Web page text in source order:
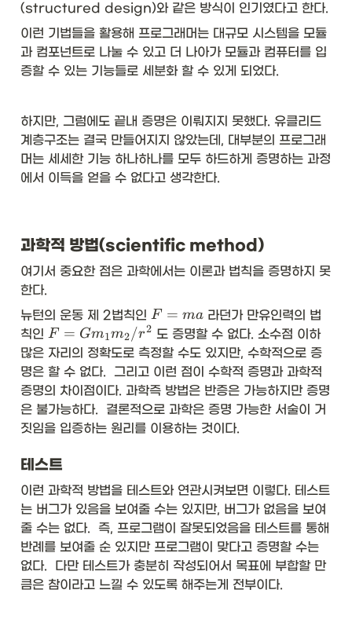
이런 기법들을 활용해 프로그래머는 대규모 시스템을 모듈
과 컴포넌트로 나눌 수 있고 더 나아가 모듈과 컴퓨터를 입
증할 수 있는 기능들로 세분화 할 수 있게 되었다.
하지만, 그럼에도 끝내 증명은 이뤄지지 못했다. 유클리드
계층구조는 결국 만들어지지 않았는데, 대부분의 프로그래
머는 세세한 기능 하나하나를 모두 하드하게 증명하는 과정
에서 이득을 얻을 수 없다고 생각한다.
과학적 방법(scientific method)
여기서 중요한 점은 과학에서는 이론과 법칙을 증명하지 못
한다.
뉴턴의 운동 제 2법칙인 F
=
m
a
F = ma 라던가 만유인력의 법
칙인 F
=
G
m
_
1
m
_
/
r
^
2
F = Gm1m2/r2 도 증명할 수 없다. 소수점 이하
많은 자리의 정확도로 측정할 수도 있지만, 수학적으로 증
명은 할 수 없다.  그리고 이런 점이 수학적 증명과 과학적
증명의 차이점이다. 과학즉 방법은 반증은 가능하지만 증명
은 불가능하다.  결론적으로 과학은 증명 가능한 서술이 거
짓임을 입증하는 원리를 이용하는 것이다.
테스트
이런 과학적 방법을 테스트와 연관시켜보면 이렇다. 테스트
는 버그가 있음을 보여줄 수는 있지만, 버그가 없음을 보여
줄 수는 없다.  즉, 프로그램이 잘못되었음을 테스트를 통해
반례를 보여줄 순 있지만 프로그램이 맞다고 증명할 수는
없다.  다만 테스트가 충분히 작성되어서 목표에 부합할 만
큼은 참이라고 느낄 수 있도록 해주는게 전부이다.